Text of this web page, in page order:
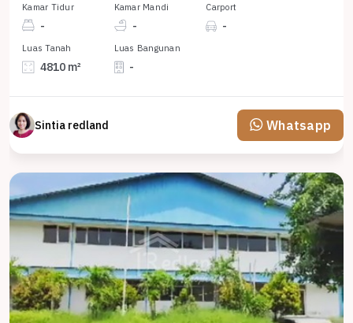
Kamar Tidur
-
Kamar Mandi
-
Carport
-
Luas Tanah
4810 m²
Luas Bangunan
-
Sintia redland Whatsapp